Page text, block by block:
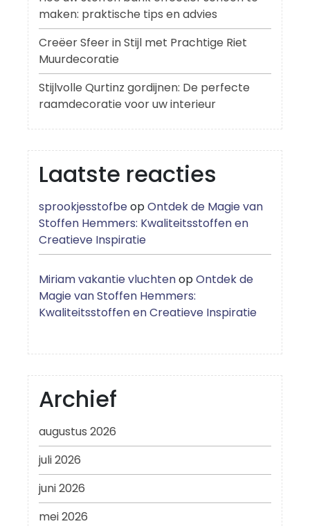
maken: praktische tips en advies
Creëer Sfeer in Stijl met Prachtige Riet
Muurdecoratie
Stijlvolle Qurtinz gordijnen: De perfecte
raamdecoratie voor uw interieur
Laatste reacties
sprookjesstofbeopOntdek de Magie van
Stoffen Hemmers: Kwaliteitsstoffen en
Creatieve Inspiratie
Miriam vakantie vluchtenopOntdek de
Magie van Stoffen Hemmers:
Kwaliteitsstoffen en Creatieve Inspiratie
Archief
augustus 2026
juli 2026
juni 2026
mei 2026